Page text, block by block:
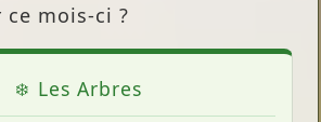
mois-ci ?
Les Arbres